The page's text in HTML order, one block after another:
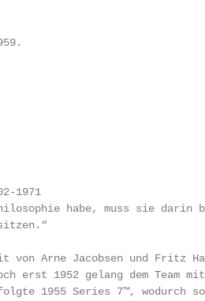
1959.
1971
habe, muss sie darin
von Arne Jacobsen und Fritz
erst 1952 gelang dem Team
1955 Series 7™, wodurch